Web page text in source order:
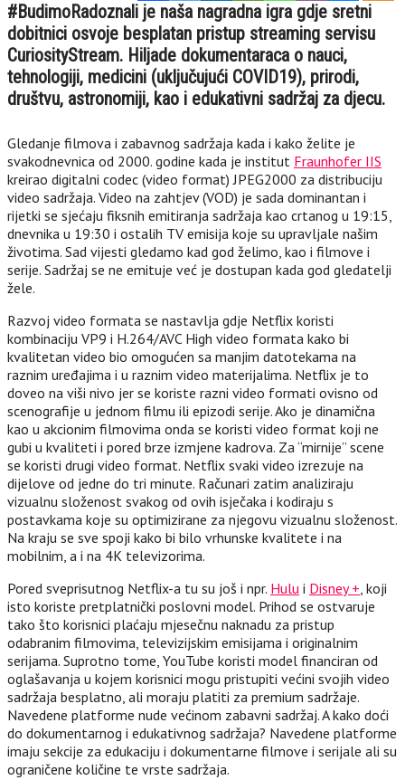
#BudimoRadoznali je naša nagradna igra gdje sretni
dobitnici osvoje besplatan pristup streaming servisu
CuriosityStream. Hiljade dokumentaraca o nauci,
tehnologiji, medicini (uključujući COVID19), prirodi,
društvu, astronomiji, kao i edukativni sadržaj za djecu.
Gledanje filmova i zabavnog sadržaja kada i kako želite je
svakodnevnica od 2000. godine kada je institut Fraunhofer IIS
kreirao digitalni codec (video format) JPEG2000 za distribuciju
video sadržaja. Video na zahtjev (VOD) je sada dominantan i
rijetki se sjećaju fiksnih emitiranja sadržaja kao crtanog u 19:15,
dnevnika u 19:30 i ostalih TV emisija koje su upravljale našim
životima. Sad vijesti gledamo kad god želimo, kao i filmove i
serije. Sadržaj se ne emituje već je dostupan kada god gledatelji
žele.
Razvoj video formata se nastavlja gdje Netflix koristi
kombinaciju VP9 i H.264/AVC High video formata kako bi
kvalitetan video bio omogućen sa manjim datotekama na
raznim uređajima i u raznim video materijalima. Netflix je to
doveo na viši nivo jer se koriste razni video formati ovisno od
scenografije u jednom filmu ili epizodi serije. Ako je dinamična
kao u akcionim filmovima onda se koristi video format koji ne
gubi u kvaliteti i pored brze izmjene kadrova. Za “mirnije” scene
se koristi drugi video format. Netflix svaki video izrezuje na
dijelove od jedne do tri minute. Računari zatim analiziraju
vizualnu složenost svakog od ovih isječaka i kodiraju s
postavkama koje su optimizirane za njegovu vizualnu složenost.
Na kraju se sve spoji kako bi bilo vrhunske kvalitete i na
mobilnim, a i na 4K televizorima.
Pored sveprisutnog Netflix-a tu su još i npr. Hulu i Disney +, koji
isto koriste pretplatnički poslovni model. Prihod se ostvaruje
tako što korisnici plaćaju mjesečnu naknadu za pristup
odabranim filmovima, televizijskim emisijama i originalnim
serijama. Suprotno tome, YouTube koristi model financiran od
oglašavanja u kojem korisnici mogu pristupiti većini svojih video
sadržaja besplatno, ali moraju platiti za premium sadržaje.
Navedene platforme nude većinom zabavni sadržaj. A kako doći
do dokumentarnog i edukativnog sadržaja? Navedene platforme
imaju sekcije za edukaciju i dokumentarne filmove i serijale ali su
ograničene količine te vrste sadržaja.